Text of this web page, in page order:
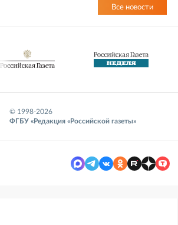
Все новости
© 1998-2026
ФГБУ «Редакция «Российской газеты»